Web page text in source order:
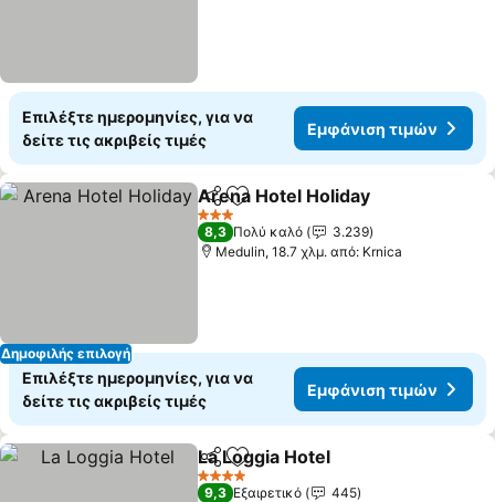
Επιλέξτε ημερομηνίες, για να
δείτε τις ακριβείς τιμές
Εμφάνιση τιμών
Δημοφιλής επιλογή
Κοινοποίηση
Προσθήκη στα αγαπημένα
Arena Hotel Holiday
3 Αστέρια
8,3 Πολύ καλό
3.239
Medulin, 18.7 χλμ. από: Krnica
Επιλέξτε ημερομηνίες, για να
δείτε τις ακριβείς τιμές
Εμφάνιση τιμών
Κοινοποίηση
Προσθήκη στα αγαπημένα
La Loggia Hotel
4 Αστέρια
9,3 Εξαιρετικό
445